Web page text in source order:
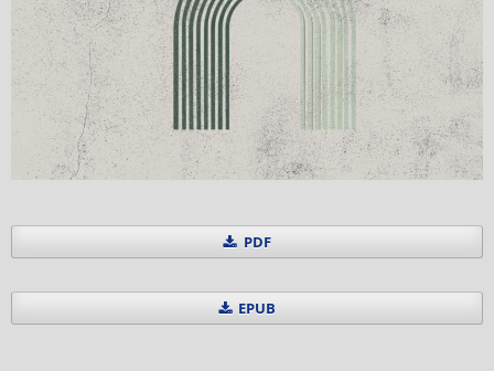
PDF
EPUB